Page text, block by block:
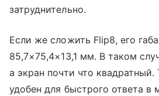
затруднительно.
Если же сложить Flip8, его
85,7×75,4×13,1 мм. В таком
а экран почти что квадратный.
удобен для быстрого ответа в